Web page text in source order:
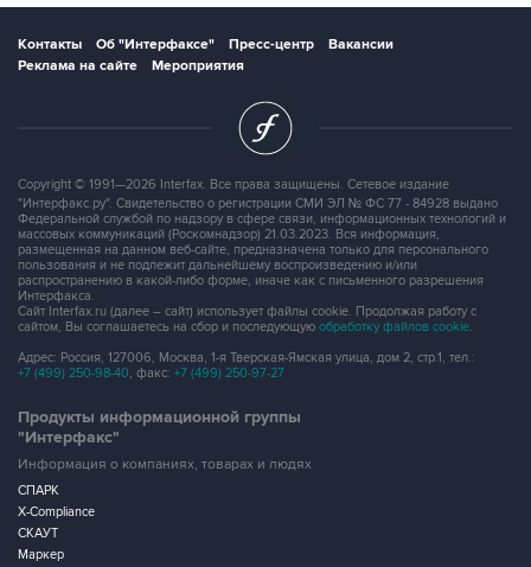
Контакты Об "Интерфаксе" Пресс-центр
Вакансии
Реклама на сайте
Мероприятия
Copyright © 1991—2026 Interfax. Все права защищены. Сетевое издание
"Интерфакс.ру". Свидетельство о регистрации СМИ ЭЛ № ФС 77 - 84928 выдано
Федеральной службой по надзору в сфере связи, информационных технологий и
массовых коммуникаций (Роскомнадзор) 21.03.2023. Вся информация,
размещенная на данном веб-сайте, предназначена только для персонального
пользования и не подлежит дальнейшему воспроизведению и/или
распространению в какой-либо форме, иначе как с письменного разрешения
Интерфакса.
Сайт Interfax.ru (далее – сайт) использует файлы cookie. Продолжая работу с
сайтом, Вы соглашаетесь на сбор и последующую обработку файлов cookie.
Адрес: Россия, 127006, Москва, 1-я Тверская-Ямская улица, дом 2, стр.1, тел.:
+7 (499) 250-98-40, факс: +7 (499) 250-97-27
Продукты информационной группы
"Интерфакс"
Информация о компаниях, товарах и людях
СПАРК
X-Compliance
СКАУТ
Маркер